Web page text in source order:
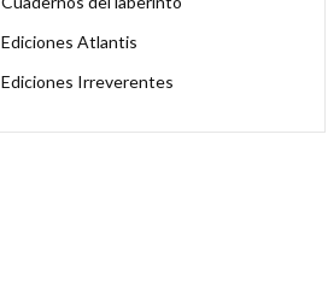
Ediciones Atlantis
Ediciones Irreverentes